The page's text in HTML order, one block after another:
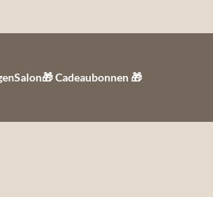
Salon🎁 Cadeaubonnen 🎁